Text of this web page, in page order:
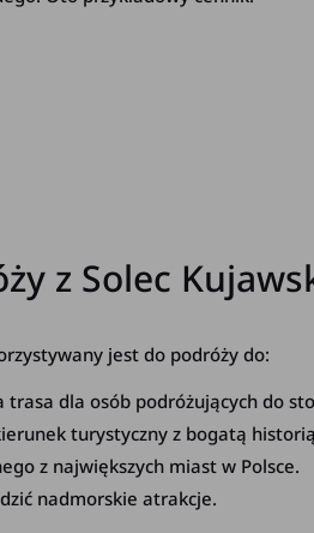
z Solec
jest do podróży do:
trasa dla osób podróżujących do
turystyczny z bogatą
z największych miast w Polsce.
nadmorskie atrakcje.